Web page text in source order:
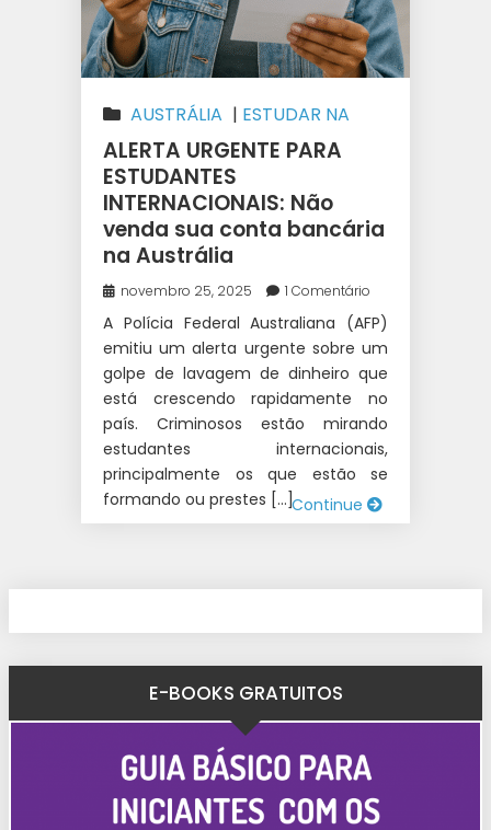
AUSTRÁLIA | ESTUDAR NA
AUSTRÁLIA |ESTUDOS E
TRABALHO INTERCÂMBIO
DINHEIRO NO INTERCÂMBIO
INTERCÂMBIO |TRABALHAR
DURANTE O INTERCÂMBIO
WEST 1 INTERCÂMBIO
ALERTA URGENTE PARA
ESTUDANTES
INTERNACIONAIS: Não
venda sua conta bancária
na Austrália
novembro 25, 2025 1 Comentário
A Polícia Federal Australiana (AFP)
emitiu um alerta urgente sobre um
golpe de lavagem de dinheiro que
está crescendo rapidamente no
país. Criminosos estão mirando
estudantes internacionais,
principalmente os que estão se
formando ou prestes […]Continue
E-BOOKS GRATUITOS